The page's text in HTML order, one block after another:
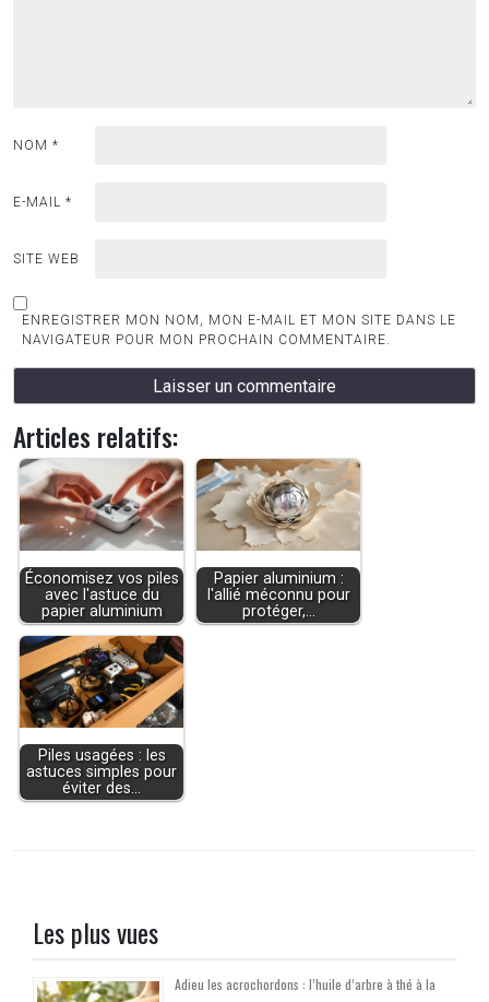
NOM *
E-MAIL *
SITE WEB
ENREGISTRER MON NOM, MON E-MAIL ET MON SITE DANS LE
NAVIGATEUR POUR MON PROCHAIN COMMENTAIRE.
Articles relatifs:
Économisez vos piles
avec l'astuce du
papier aluminium
Papier aluminium :
l'allié méconnu pour
protéger,…
Piles usagées : les
astuces simples pour
éviter des…
Les plus vues
Adieu les acrochordons : l’huile d’arbre à thé à la